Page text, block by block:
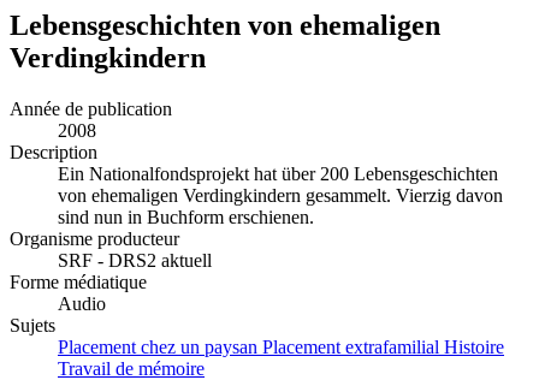
Lebensgeschichten von ehemaligen
Verdingkindern
Année de publication
2008
Description
Ein Nationalfondsprojekt hat über 200 Lebensgeschichten
von ehemaligen Verdingkindern gesammelt. Vierzig davon
sind nun in Buchform erschienen.
Organisme producteur
SRF - DRS2 aktuell
Forme médiatique
Audio
Sujets
Placement chez un paysan Placement extrafamilial Histoire
Travail de mémoire